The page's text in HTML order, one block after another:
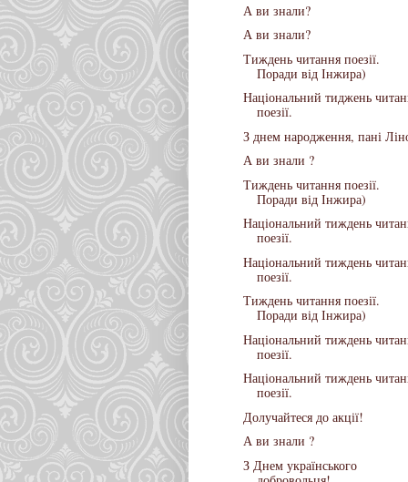
А ви знали?
А ви знали?
Тиждень читання поезії.
Поради від Інжира)
Національний тиджень
поезії.
З днем народження, пані
А ви знали ?
Тиждень читання поезії.
Поради від Інжира)
Національний тиждень
поезії.
Національний тиждень
поезії.
Тиждень читання поезії.
Поради від Інжира)
Національний тиждень
поезії.
Національний тиждень
поезії.
Долучайтеся до акції!
А ви знали ?
З Днем українського